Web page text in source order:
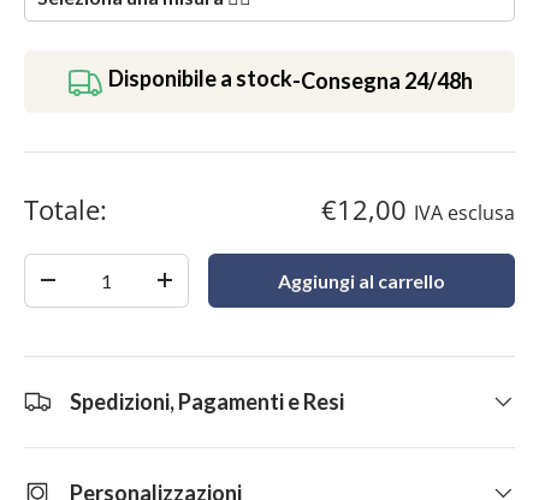
Disponibile a stock-Consegna 24/48h
Totale: €12,00 IVA esclusa
+ Aggiungi al carrello
Spedizioni, Pagamenti e Resi
Personalizzazioni